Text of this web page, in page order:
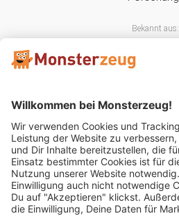
Bekannt aus:
Mitglied im: